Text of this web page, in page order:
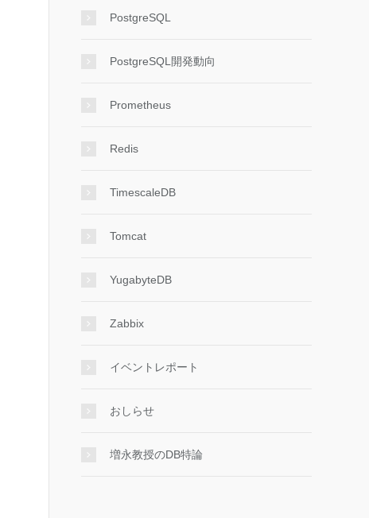
PostgreSQL
PostgreSQL開発動向
Prometheus
Redis
TimescaleDB
Tomcat
YugabyteDB
Zabbix
イベントレポート
おしらせ
増永教授のDB特論